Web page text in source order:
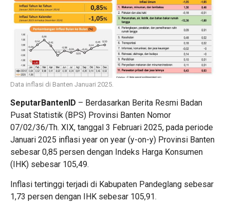
Data inflasi di Banten Januari 2025.
SeputarBantenID – Berdasarkan Berita Resmi Badan
Pusat Statistik (BPS) Provinsi Banten Nomor
07/02/36/Th. XIX, tanggal 3 Februari 2025, pada periode
Januari 2025 inflasi year on year (y-on-y) Provinsi Banten
sebesar 0,85 persen dengan Indeks Harga Konsumen
(IHK) sebesar 105,49.
Inflasi tertinggi terjadi di Kabupaten Pandeglang sebesar
1,73 persen dengan IHK sebesar 105,91.